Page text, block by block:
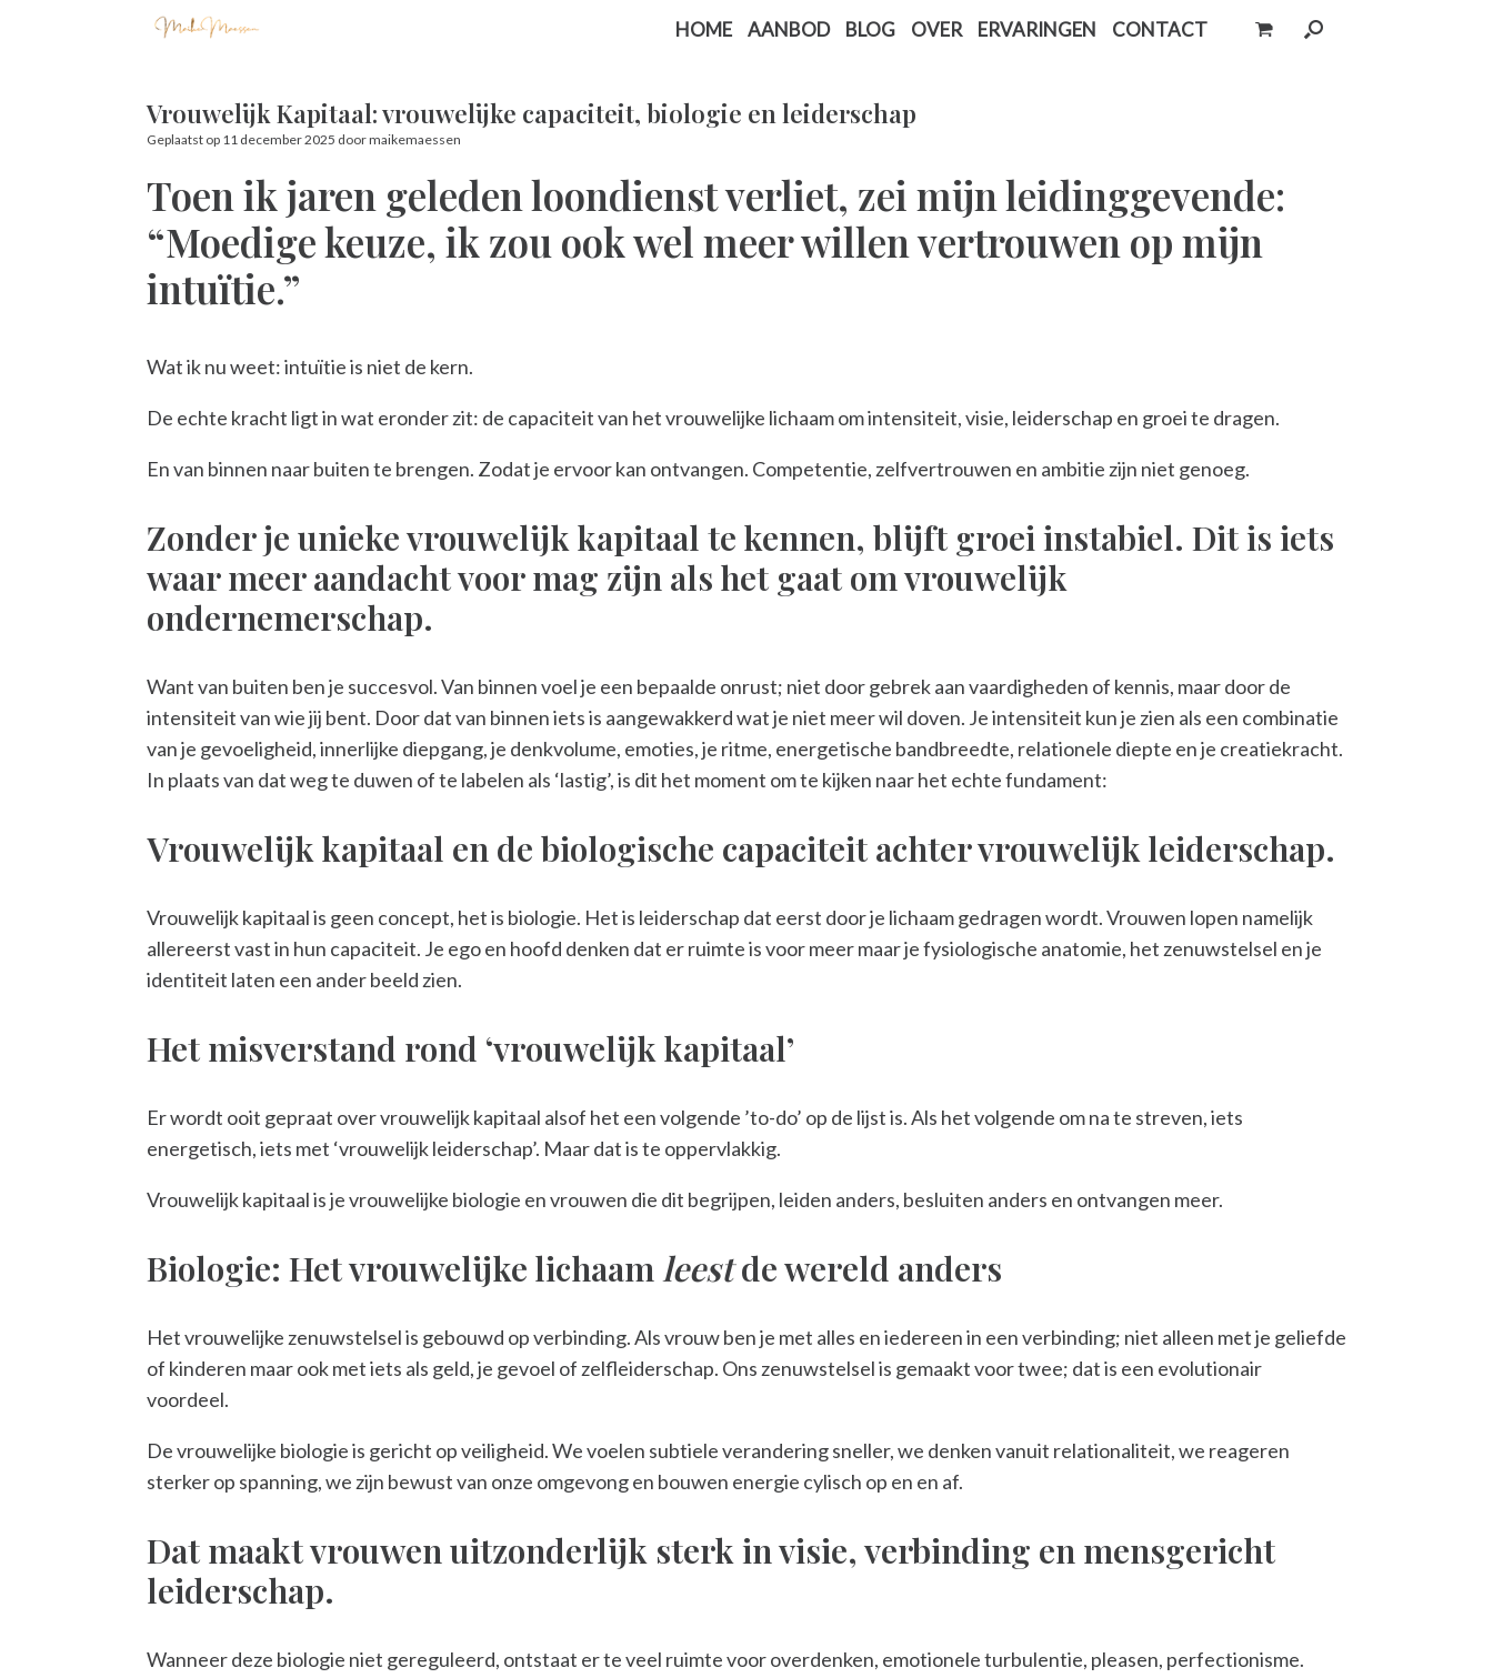
HOME AANBOD BLOG OVER ERVARINGEN CONTACT
Bekijk
winkelwagen
Vrouwelijk Kapitaal: vrouwelijke capaciteit, biologie en leiderschap
Geplaatst op 11 december 2025 doormaikemaessen
Toen ik jaren geleden loondienst verliet, zei mijn leidinggevende:
“Moedige keuze, ik zou ook wel meer willen vertrouwen op mijn
intuïtie.”
Wat ik nu weet: intuïtie is niet de kern.
De echte kracht ligt in wat eronder zit: de capaciteit van het vrouwelijke lichaam om intensiteit, visie, leiderschap en groei te dragen.
En van binnen naar buiten te brengen. Zodat je ervoor kan ontvangen. Competentie, zelfvertrouwen en ambitie zijn niet genoeg.
Zonder je unieke vrouwelijk kapitaal te kennen, blijft groei instabiel. Dit is iets
waar meer aandacht voor mag zijn als het gaat om vrouwelijk
ondernemerschap.
Want van buiten ben je succesvol. Van binnen voel je een bepaalde onrust; niet door gebrek aan vaardigheden of kennis, maar door de
intensiteit van wie jij bent. Door dat van binnen iets is aangewakkerd wat je niet meer wil doven. Je intensiteit kun je zien als een combinatie
van je gevoeligheid, innerlijke diepgang, je denkvolume, emoties, je ritme, energetische bandbreedte, relationele diepte en je creatiekracht.
In plaats van dat weg te duwen of te labelen als ‘lastig’, is dit het moment om te kijken naar het echte fundament:
Vrouwelijk kapitaal en de biologische capaciteit achter vrouwelijk leiderschap.
Vrouwelijk kapitaal is geen concept, het is biologie. Het is leiderschap dat eerst door je lichaam gedragen wordt. Vrouwen lopen namelijk
allereerst vast in hun capaciteit. Je ego en hoofd denken dat er ruimte is voor meer maar jefysiologische anatomie, het zenuwstelsel en je
identiteit laten een ander beeld zien.
Het misverstand rond ‘vrouwelijk kapitaal’
Er wordt ooit gepraat over vrouwelijk kapitaal alsof het een volgende ’to-do’ op de lijst is. Als het volgende om na te streven, iets
energetisch, iets met ‘vrouwelijk leiderschap’. Maar dat is te oppervlakkig.
Vrouwelijk kapitaal is je vrouwelijke biologie en vrouwen die dit begrijpen, leiden anders, besluiten anders en ontvangen meer.
Biologie: Het vrouwelijke lichaam leestde wereld anders
Het vrouwelijke zenuwstelsel is gebouwd op verbinding. Als vrouw ben je met alles en iedereen in een verbinding; niet alleen met je geliefde
of kinderen maar ook met iets als geld, je gevoel of zelfleiderschap. Ons zenuwstelsel is gemaakt voor twee; dat is een evolutionair
voordeel.
De vrouwelijke biologie is gericht op veiligheid. We voelen subtiele verandering sneller, we denken vanuit relationaliteit, we reageren
sterker op spanning, we zijn bewust van onze omgevong en bouwen energie cylisch op en en af.
Dat maakt vrouwen uitzonderlijk sterk in visie, verbinding en mensgericht
leiderschap.
Wanneer deze biologie niet gereguleerd, ontstaat er te veel ruimte voor overdenken, emotionele turbulentie, pleasen, perfectionisme.